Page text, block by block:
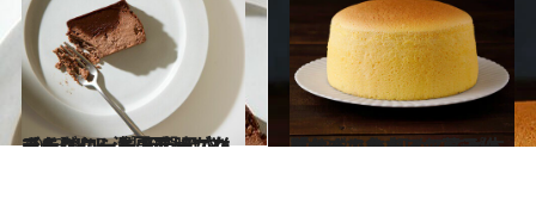
2023.8.13
【チョコレートチーズケーキ】レシピ 不器用さんでもOK！ 濃厚チョコと チーズケーキの酸味がたまらない
グルメ 2023.2.21
ふわっふわのスフレチーズケーキを 初めてでも失敗せずに作れる レシピ本「とんでもないお菓子作り」
グルメ